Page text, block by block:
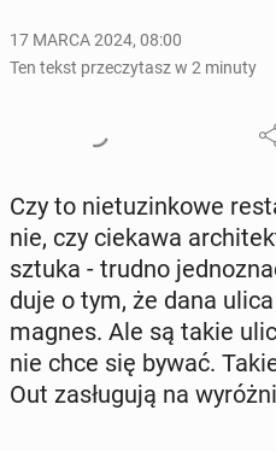
17 MARCA 2024, 08:00
Ten tekst przeczytasz w 2 minuty
Czy to nie­tu­zin­ko­we
nie, czy ciekawa
sztuka - trudno
du­je o tym, że dana
magnes. Ale są takie
nie chce się bywać.
Out za­słu­gu­ją na